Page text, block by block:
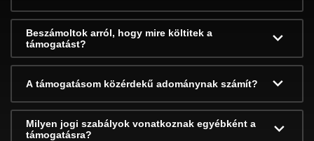
Beszámoltok arról, hogy mire költitek a
támogatást?
A támogatásom közérdekű adománynak számít?
Milyen jogi szabályok vonatkoznak egyébként a
támogatásra?